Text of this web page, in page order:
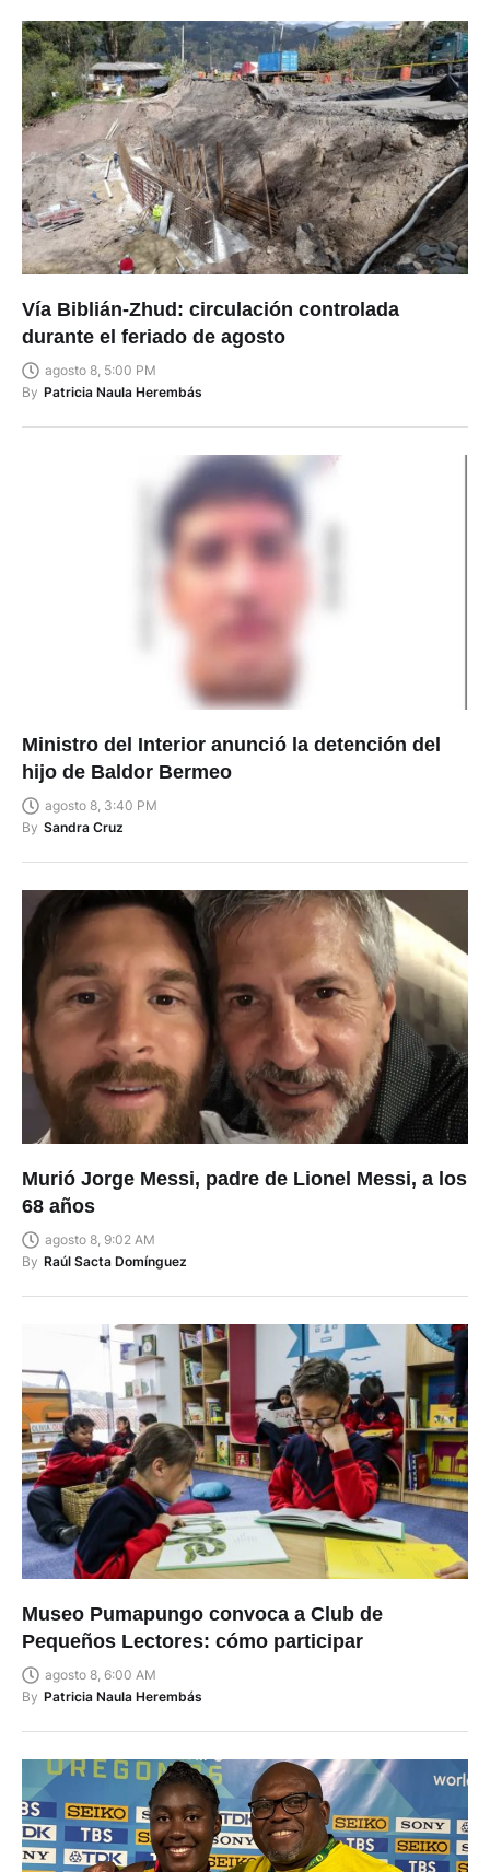
Vía Biblián-Zhud: circulación controlada
durante el feriado de agosto
agosto 8, 5:00 PM
By Patricia Naula Herembás
Ministro del Interior anunció la detención del
hijo de Baldor Bermeo
agosto 8, 3:40 PM
By Sandra Cruz
Murió Jorge Messi, padre de Lionel Messi, a los
68 años
agosto 8, 9:02 AM
By Raúl Sacta Domínguez
Museo Pumapungo convoca a Club de
Pequeños Lectores: cómo participar
agosto 8, 6:00 AM
By Patricia Naula Herembás